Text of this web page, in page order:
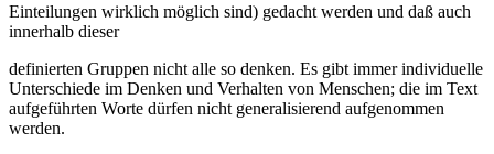
Einteilungen wirklich möglich sind) gedacht werden und daß auch
innerhalb dieser
definierten Gruppen nicht alle so denken. Es gibt immer individuelle
Unterschiede im Denken und Verhalten von Menschen; die im Text
aufgeführten Worte dürfen nicht generalisierend aufgenommen
werden.